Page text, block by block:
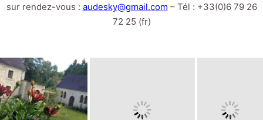
sur rendez-vous : audesky@gmail.com – Tél : +33(0)6 79 26
72 25 (fr)